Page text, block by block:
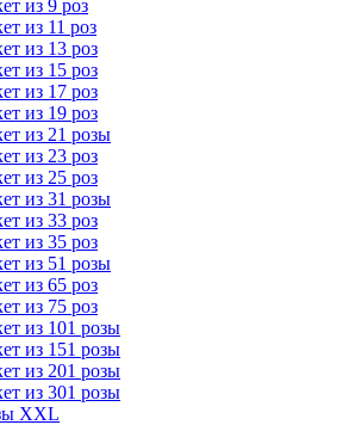
из 9 роз
из 11 роз
из 13 роз
из 15 роз
из 17 роз
из 19 роз
из 21 розы
из 23 роз
из 25 роз
из 31 розы
из 33 роз
из 35 роз
из 51 розы
из 65 роз
из 75 роз
из 101 розы
из 151 розы
из 201 розы
из 301 розы
XXL